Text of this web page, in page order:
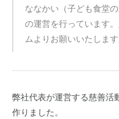
ななかい（子ども食堂の
の運営を行っています
ムよりお願いいたします
弊社代表が運営する慈善活
作りました。